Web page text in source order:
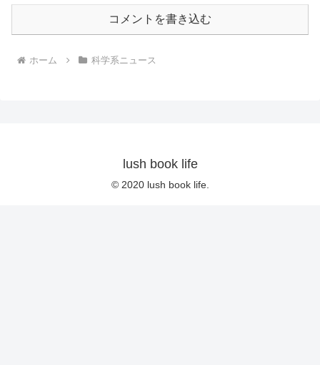
コメントを書き込む
ホーム 科学系ニュース
lush book life
© 2020 lush book life.